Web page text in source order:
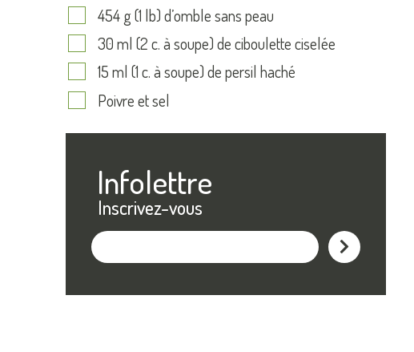
454 g (1 lb) d’omble sans peau
30 ml (2 c. à soupe) de ciboulette ciselée
15 ml (1 c. à soupe) de persil haché
Poivre et sel
Infolettre
Inscrivez-vous
M'inscrire